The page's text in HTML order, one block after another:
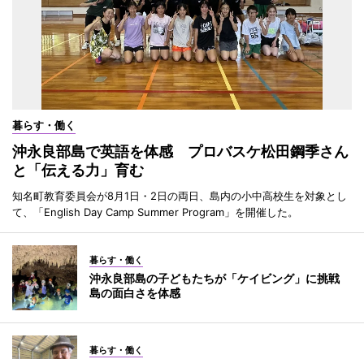
暮らす・働く
沖永良部島で英語を体感 プロバスケ松田鋼季さん
と「伝える力」育む
知名町教育委員会が8月1日・2日の両日、島内の小中高校生を対象とし
て、「English Day Camp Summer Program」を開催した。
暮らす・働く
沖永良部島の子どもたちが「ケイビング」に挑戦
島の面白さを体感
暮らす・働く